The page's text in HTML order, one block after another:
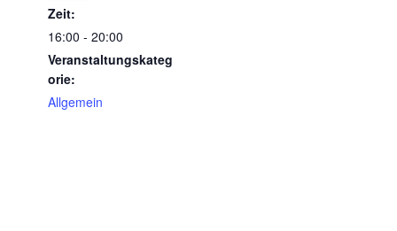
Zeit:
16:00 - 20:00
Veranstaltungskateg
orie:
Allgemein